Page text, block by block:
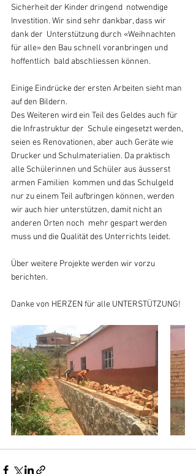
Sicherheit der Kinder dringend  notwendige
Investition. Wir sind sehr dankbar, dass wir
dank der  Unterstützung durch «Weihnachten
für alle» den Bau schnell voranbringen und
hoffentlich  bald abschliessen können.
Einige Eindrücke der ersten Arbeiten sieht man
auf den Bildern.
Des Weiteren wird ein Teil des Geldes auch für
die Infrastruktur der  Schule eingesetzt werden,
seien es Renovationen, aber auch Geräte wie
Drucker und Schulmaterialien. Da praktisch
alle Schülerinnen und Schüler aus äusserst
armen Familien  kommen und das Schulgeld
nur zu einem Teil aufbringen können, werden
wir auch hier unterstützen, damit nicht an
anderen Orten noch  mehr gespart werden
muss und die Qualität des Unterrichts leidet.
Über weitere Projekte werden wir vorzu
berichten.
Danke von HERZEN für alle UNTERSTÜTZUNG!